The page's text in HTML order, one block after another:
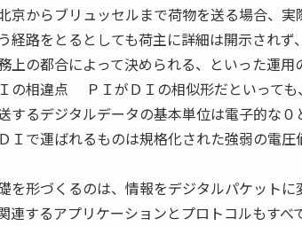
京からブリュッセルまで荷物を送る場合
経路をとるとしても荷主に詳細は開示され
上の都合によって決められる、といった運用
の相違点 ＰＩがＤＩの相似形だといっても
するデジタルデータの基本単位は電子的な０
Ｉで運ばれるものは規格化された強弱の電
を形づくるのは、情報をデジタルパケット
連するアプリケーションとプロトコルもすべ